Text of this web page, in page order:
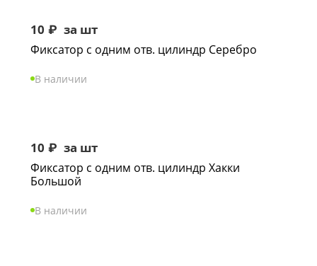
10 ₽ за шт
Фиксатор с одним отв. цилиндр Серебро
В наличии
10 ₽ за шт
Фиксатор с одним отв. цилиндр Хакки
Большой
В наличии